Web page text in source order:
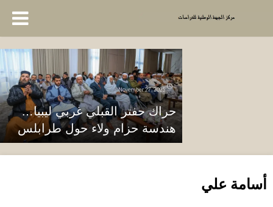
November 27, 2025
حراك حفتر القبلي غربي ليبيا…
هندسة حزام ولاء حول طرابلس
أسامة علي